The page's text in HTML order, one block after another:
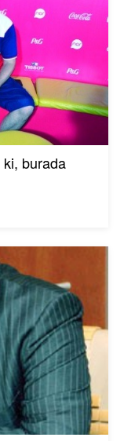
burada